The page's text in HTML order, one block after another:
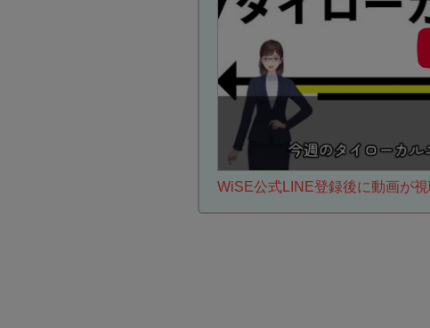
WiSE公式LINE登録後に動画が視